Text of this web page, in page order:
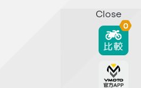
Close
0